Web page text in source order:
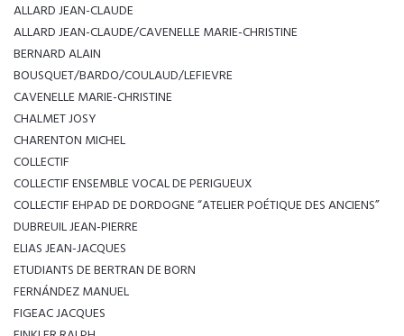
ALLARD JEAN-CLAUDE
ALLARD JEAN-CLAUDE/CAVENELLE MARIE-CHRISTINE
BERNARD ALAIN
BOUSQUET/BARDO/COULAUD/LEFIEVRE
CAVENELLE MARIE-CHRISTINE
CHALMET JOSY
CHARENTON MICHEL
COLLECTIF
COLLECTIF ENSEMBLE VOCAL DE PERIGUEUX
COLLECTIF EHPAD DE DORDOGNE “ATELIER POÉTIQUE DES ANCIENS”
DUBREUIL JEAN-PIERRE
ELIAS JEAN-JACQUES
ETUDIANTS DE BERTRAN DE BORN
FERNÁNDEZ MANUEL
FIGEAC JACQUES